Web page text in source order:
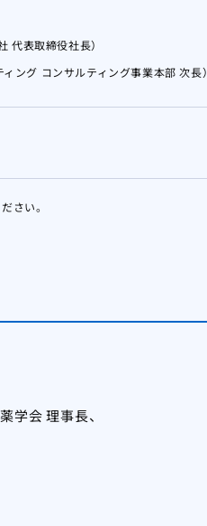
代表取締役社長）
ィング コンサルティング事業本部 次長）
さい。
学会 理事長、